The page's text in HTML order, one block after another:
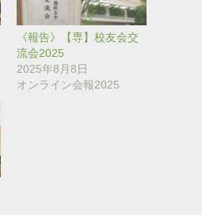
《報告》【専】校友会交
流会2025
2025年8月8日
オンライン会報2025